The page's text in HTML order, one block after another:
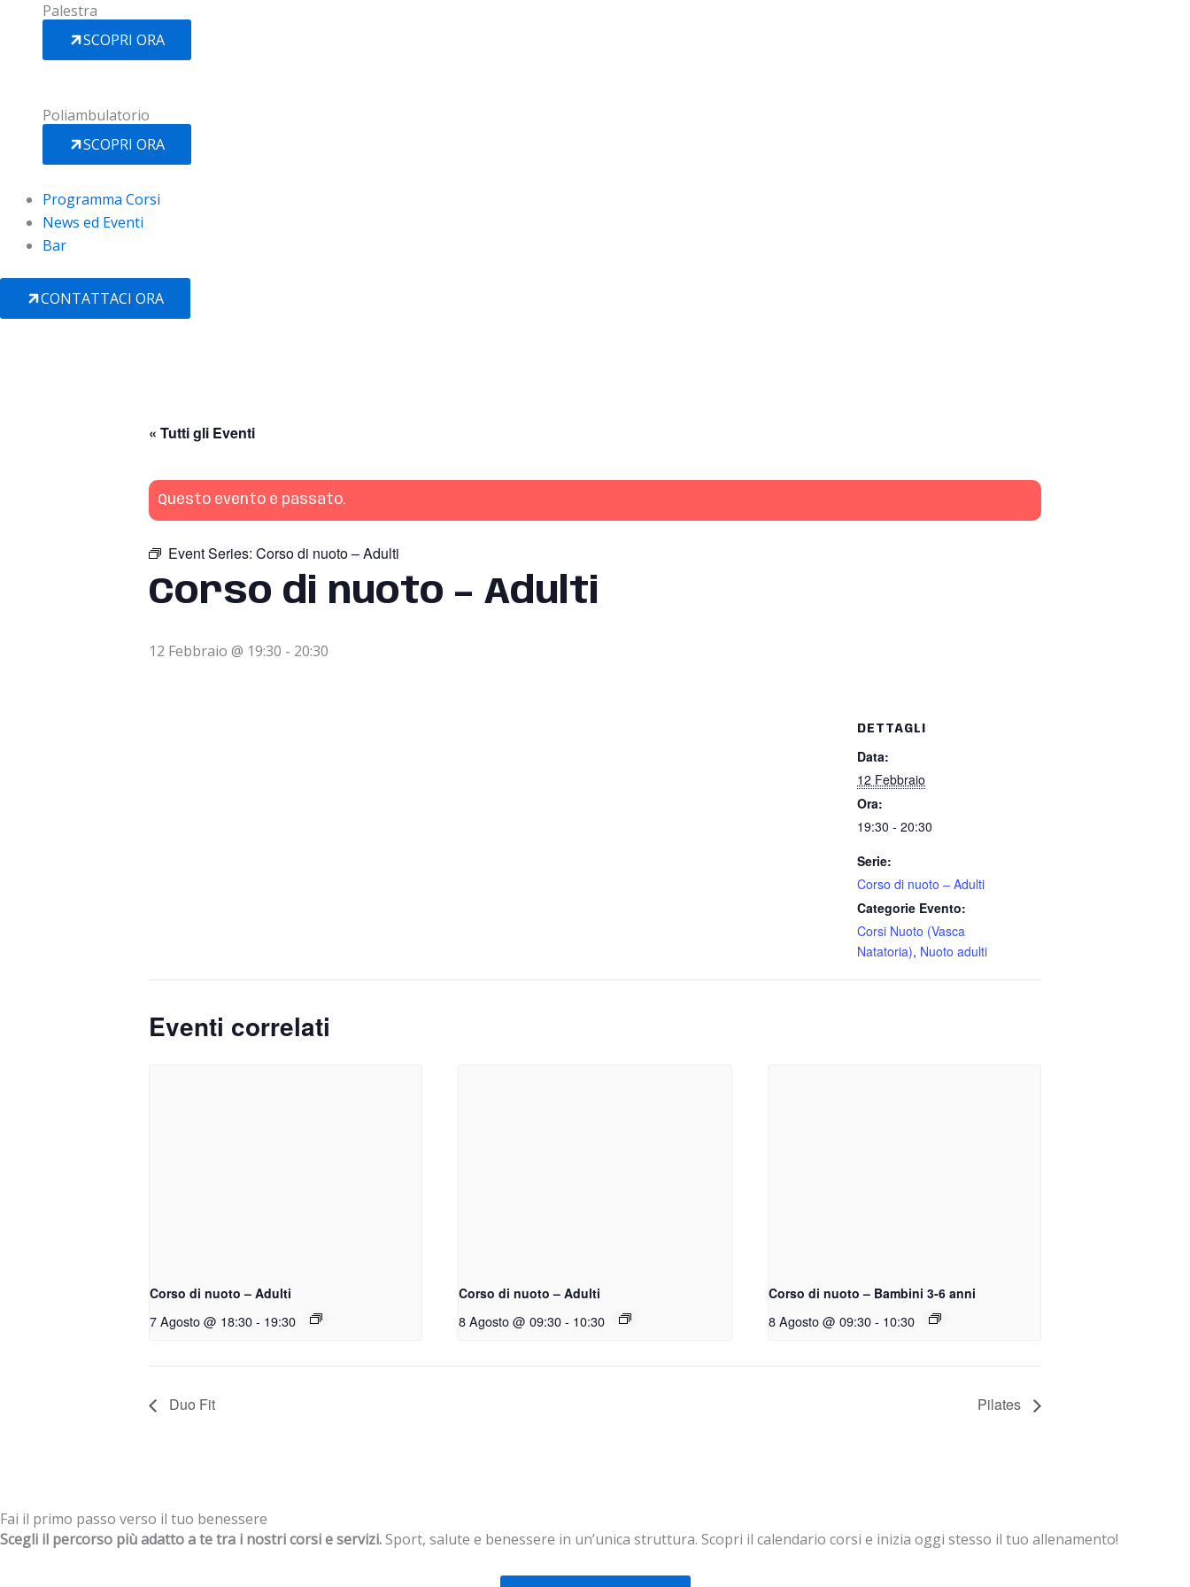
Palestra
SCOPRI ORA
Poliambulatorio
SCOPRI ORA
Programma Corsi
News ed Eventi
Bar
CONTATTACI ORA
« Tutti gli Eventi
Questo evento è passato.
Event Series: Corso di nuoto – Adulti
Corso di nuoto – Adulti
12 Febbraio @ 19:30 - 20:30
DETTAGLI
Data:
12 Febbraio
Ora:
19:30 - 20:30
Serie:
Corso di nuoto – Adulti
Categorie Evento:
Corsi Nuoto (Vasca
Natatoria), Nuoto adulti
Eventi correlati
Corso di nuoto – Adulti
7 Agosto @ 18:30- 19:30
Corso di nuoto – Adulti
8 Agosto @ 09:30 - 10:30
Corso di nuoto – Bambini 3-6 anni
8 Agosto @ 09:30- 10:30
Duo Fit Pilates
Fai il primo passo verso il tuo benessere
Scegli il percorso più adatto a te tra i nostri corsi e servizi.Sport, salute e benessere in un’unica struttura. Scopri il calendario corsi e inizia oggi stesso il tuo allenamento!